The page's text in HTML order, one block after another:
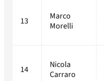
13
Marco
Morelli
14
Nicola
Carraro